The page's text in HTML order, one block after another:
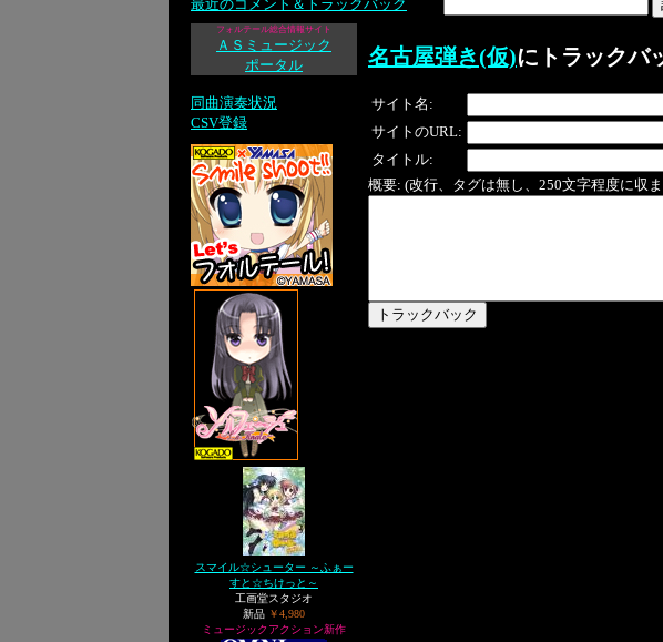
最近のコメント＆トラックバック
フォルテール総合情報サイト
ＡＳミュージック
ポータル
同曲演奏状況
CSV登録
スマイル☆シューター ～ふぁー
すと☆ちけっと～
工画堂スタジオ
新品 ￥4,980
ミュージックアクション新作
名古屋弾き(仮)にトラックバ
サイト名:
サイトのURL:
タイトル:
概要: (改行、タグは無し、250文字程度に収